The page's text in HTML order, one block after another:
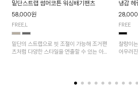
밑단스트랩 썸머코튼 워싱배기팬츠
58,000원
FREE,L
밑단의 스트랩으로 핏 조절이 가능해 조거팬
츠처럼 다양한 스타일을 연출할 수 있는 아
냉감 헤
28,000
FREE
찰랑이
어우러